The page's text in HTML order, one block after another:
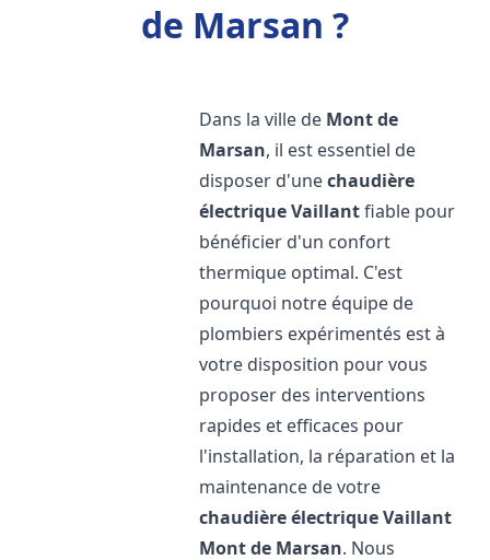
de Marsan ?
Dans la ville de Mont de
Marsan, il est essentiel de
disposer d'unechaudière
électrique Vaillantfiable pour
bénéficier d'un confort
thermique optimal. C'est
pourquoi notre équipe de
plombiers expérimentés est à
votre disposition pour vous
proposer des interventions
rapides et efficaces pour
l'installation, la réparation et la
maintenance de votre
chaudière électrique Vaillant
Mont de Marsan. Nous